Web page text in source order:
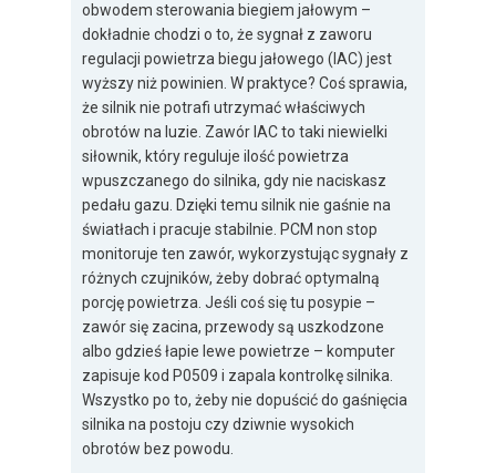
obwodem sterowania biegiem jałowym –
dokładnie chodzi o to, że sygnał z zaworu
regulacji powietrza biegu jałowego (IAC) jest
wyższy niż powinien. W praktyce? Coś sprawia,
że silnik nie potrafi utrzymać właściwych
obrotów na luzie. Zawór IAC to taki niewielki
siłownik, który reguluje ilość powietrza
wpuszczanego do silnika, gdy nie naciskasz
pedału gazu. Dzięki temu silnik nie gaśnie na
światłach i pracuje stabilnie. PCM non stop
monitoruje ten zawór, wykorzystując sygnały z
różnych czujników, żeby dobrać optymalną
porcję powietrza. Jeśli coś się tu posypie –
zawór się zacina, przewody są uszkodzone
albo gdzieś łapie lewe powietrze – komputer
zapisuje kod P0509 i zapala kontrolkę silnika.
Wszystko po to, żeby nie dopuścić do gaśnięcia
silnika na postoju czy dziwnie wysokich
obrotów bez powodu.